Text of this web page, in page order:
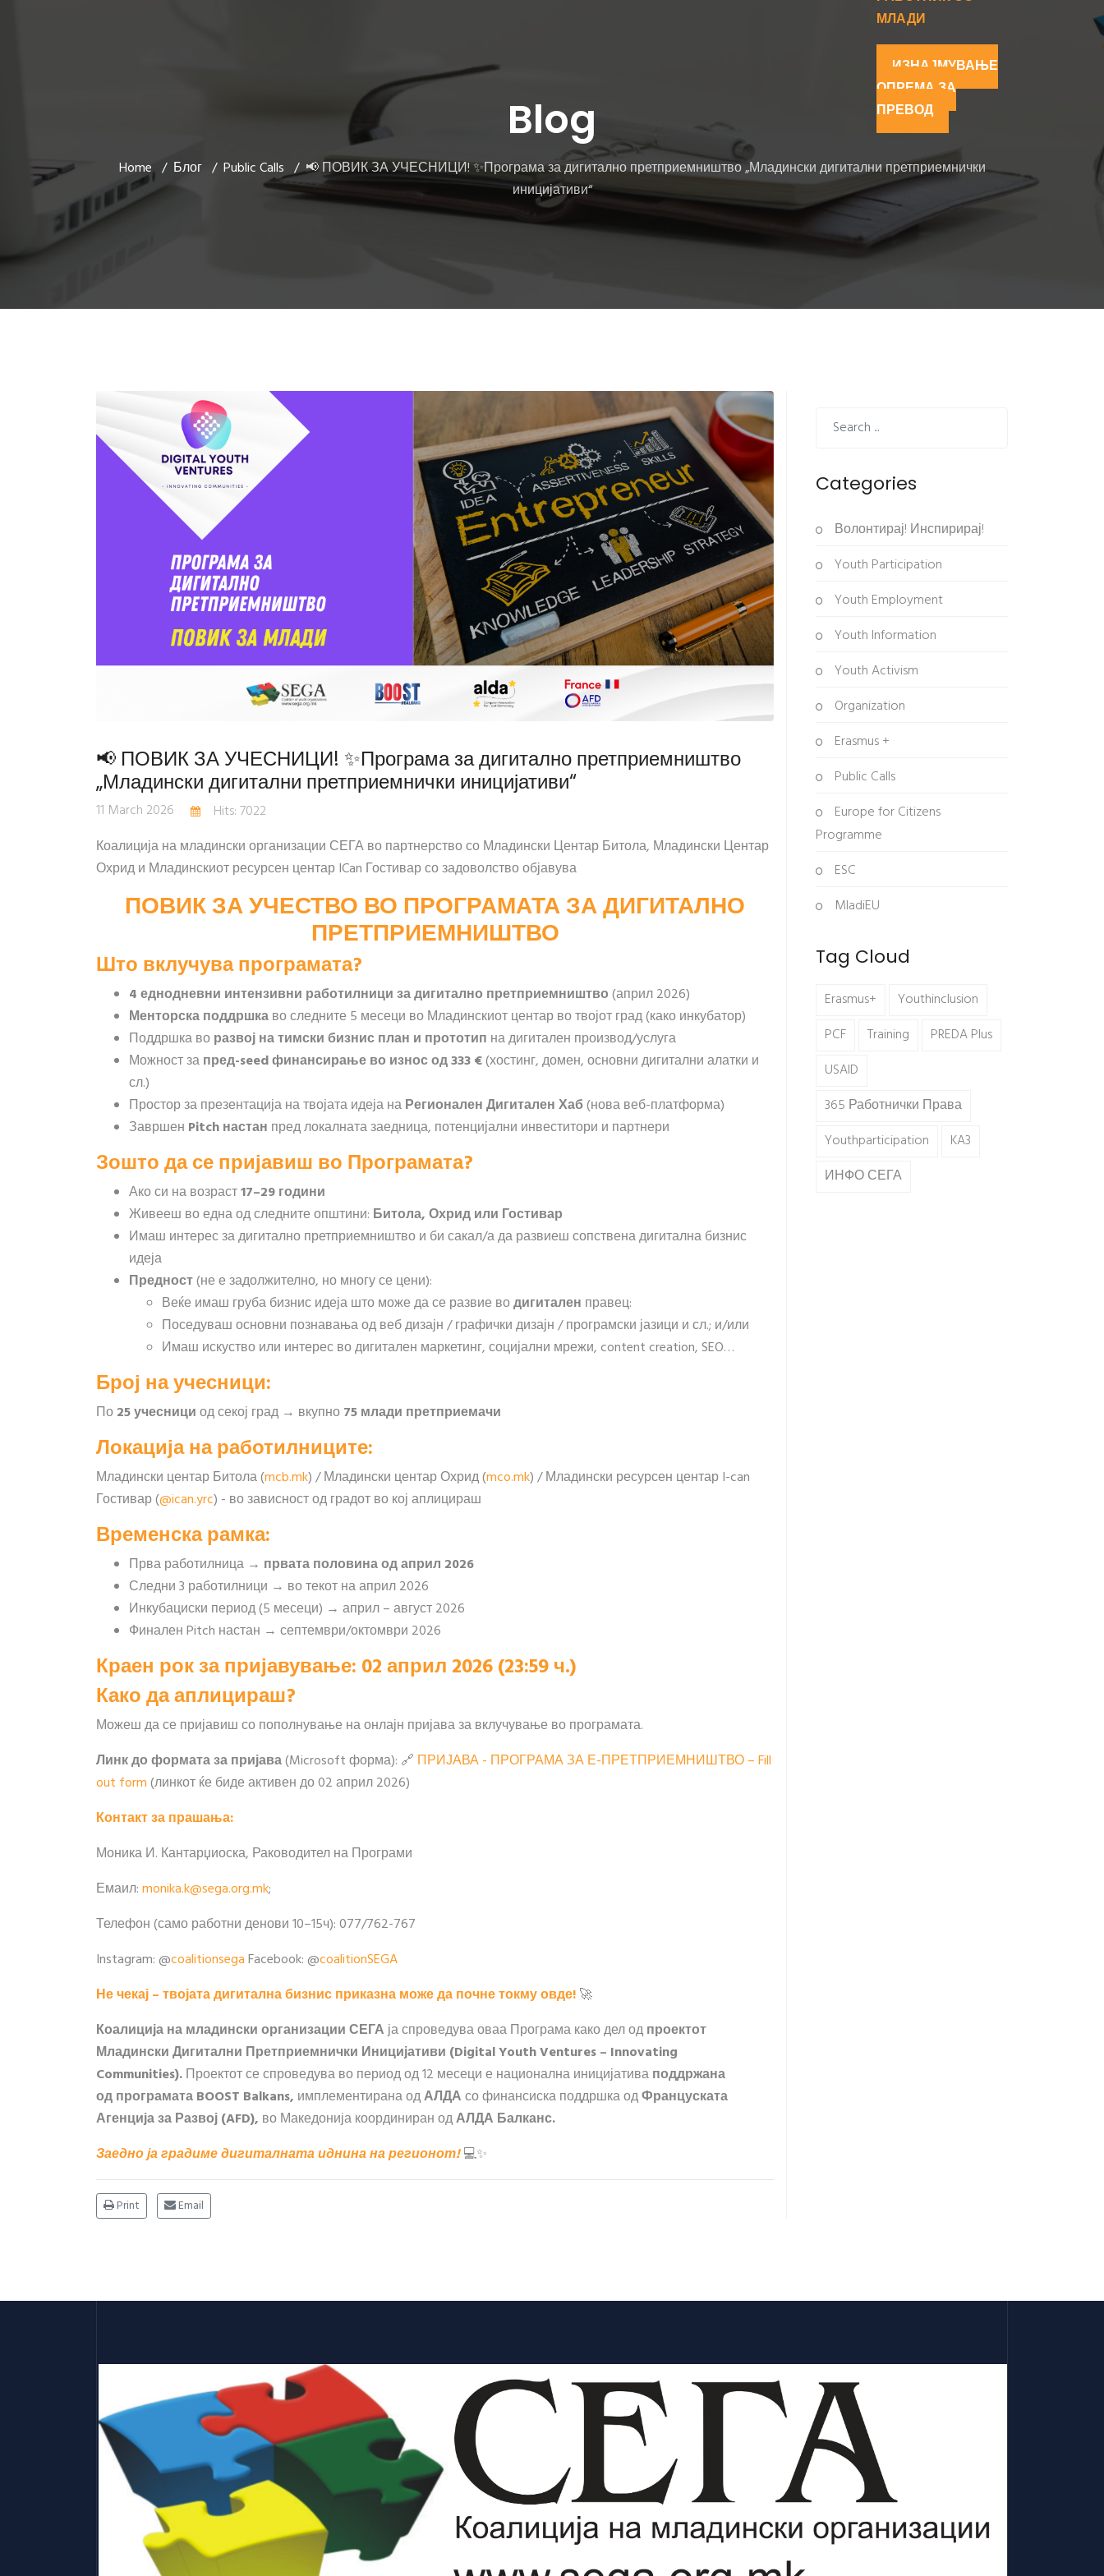
МЛАДИ
ИЗНАЈМУВАЊЕ
ОПРЕМА ЗА
ПРЕВОД
Blog
Home Блог Public Calls
📢 ПОВИК ЗА УЧЕСНИЦИ! ✨Програма за дигитално претприемништво „Младински дигитални претприемнички
иницијативи“
📢 ПОВИК ЗА УЧЕСНИЦИ! ✨Програма за дигитално претприемништво
„Младински дигитални претприемнички иницијативи“
11 March 2026
Hits: 7022
Коалиција на младински организации СЕГА во партнерство со Младински Центар Битола, Младински Центар
Охрид и Младинскиот ресурсен центар ICan Гостивар со задоволство објавува
ПОВИК ЗА УЧЕСТВО ВО ПРОГРАМАТА ЗА ДИГИТАЛНО
ПРЕТПРИЕМНИШТВО
Што вклучува програмата?
4 еднодневни интензивни работилници за дигитално претприемништво(април 2026)
Менторска поддршкаво следните 5 месеци во Младинскиот центар во твојот град (како инкубатор)
Поддршка воразвој на тимски бизнис план и прототип на дигитален производ/услуга
Можност запред-seed финансирање во износ од 333 €(хостинг, домен, основни дигитални алатки и
сл.)
Простор за презентација на твојата идеја наРегионален Дигитален Хаб(нова веб-платформа)
Завршен Pitch настан пред локалната заедница, потенцијални инвеститори и партнери
Зошто да се пријавиш во Програмата?
Ако си на возраст17–29 години
Живееш во една од следните општини: Битола, Охрид или Гостивар
Имаш интерес за дигитално претприемништво и би сакал/а да развиеш сопствена дигитална бизнис
идеја
Предност(не е задолжително, но многу се цени):
Веќе имаш груба бизнис идеја што може да се развие водигитален правец:
Поседуваш основни познавања од веб дизајн / графички дизајн / програмски јазици и сл.; и/или
Имаш искуство или интерес во дигитален маркетинг, социјални мрежи, content creation, SEO…
Број на учесници:
По25 учеснициод секој град → вкупно75 млади претприемачи
Локација на работилниците:
Младински центар Битола (mcb.mk) / Младински центар Охрид (mco.mk) / Младински ресурсен центар I-can
Гостивар (@ican.yrc) - во зависност од градот во кој аплицираш
Временска рамка:
Прва работилница → првата половина од април 2026
Следни 3 работилници → во текот на април 2026
Инкубациски период (5 месеци) → април – август 2026
Финален Pitch настан → септември/октомври 2026
Краен рок за пријавување: 02 април 2026 (23:59 ч.)
Како да аплицираш?
Можеш да се пријавиш со пополнување на онлајн пријава за вклучување во програмата.
Линк до формата за пријава(Microsoft форма): 🔗 ПРИЈАВА - ПРОГРАМА ЗА Е-ПРЕТПРИЕМНИШТВО – Fill
out form(линкот ќе биде активен до 02 април 2026)
Контакт за прашања:
Моника И. Кантарџиоска, Раководител на Програми
Емаил:monika.k@sega.org.mk;
Телефон (само работни денови 10–15ч): 077/762-767
Instagram: @coalitionsegaFacebook: @coalitionSEGA
Не чекај – твојата дигитална бизнис приказна може да почне токму овде!🚀
Коалиција на младински организации СЕГАја спроведува оваа Програма како дел одпроектот
Младински Дигитални Претприемнички Иницијативи (Digital Youth Ventures – Innovating
Communities).Проектот се спроведува во период од 12 месеци е национална иницијативаподдржана
од програмата BOOST Balkans, имплементирана одАЛДАсо финансиска поддршка одФранцуската
Агенција за Развој (AFD), во Македонија координиран одАЛДА Балканс.
Заедно ја градиме дигиталната иднина на регионот!💻✨
Print Email
Categories
Волонтирај! Инспирирај!
Youth Participation
Youth Employment
Youth Information
Youth Activism
Organization
Erasmus +
Public Calls
Europe for Citizens
Programme
ESC
MladiEU
Tag Cloud
Erasmus+
Youthinclusion
PCF
Training
PREDA Plus
USAID
365 Работнички Права
Youthparticipation
KA3
ИНФО СЕГА